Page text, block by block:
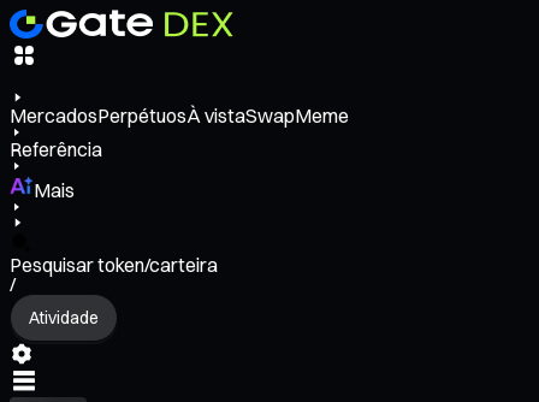
MercadosPerpétuosÀ vistaSwapMeme
Referência
Mais
Pesquisar token/carteira
/
Atividade